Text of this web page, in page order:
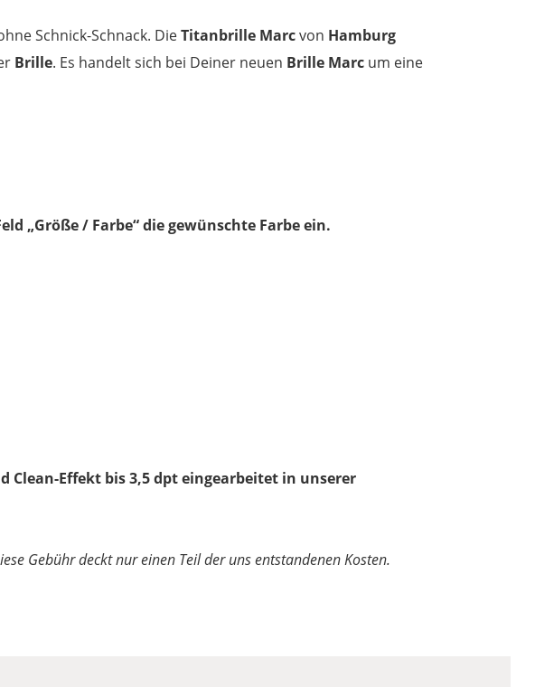
Menge
Schnick-Schnack. DieTitanbrille Marcvon Hamburg
Brille. Es handelt sich bei Deiner neuen Brille Marc um eine
„Größe / Farbe“ die gewünschte Farbe ein.
Clean-Effekt bis 3,5 dpt eingearbeitet in unserer
Gebühr deckt nur einen Teil der uns entstandenen Kosten.